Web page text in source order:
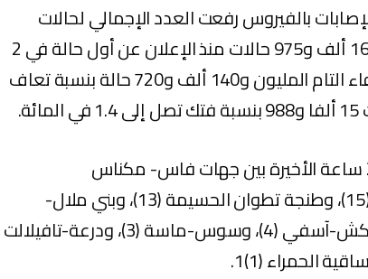
بالفيروس رفعت العدد الإجمالي لحالات
الإصابة المؤكدة بالمملكة إلى مليون و160 ألف و975 حالات منذ الإعلان عن أول حالة في 2
مارس 2020، فيما بلغ مجموع حالات الشفاء التام المليون و140 ألف و720 حالة بنسبة تعاف
وتتوزع حالات الإصابة المسجلة خلال الـ24 ساعة الأخيرة بين جهات فاس- مكناس
(17)، والرباط-سلا-القنيطرة (16)، والشرق (15)، وطنجة تطوان الحسيمة (13)، وبني ملال-
خنيفرة (6)، والدار البيضاء-سطات (5)، ومراكش-آسفي (4)، وسوس-ماسة (3)، ودرعة-تافيلالت